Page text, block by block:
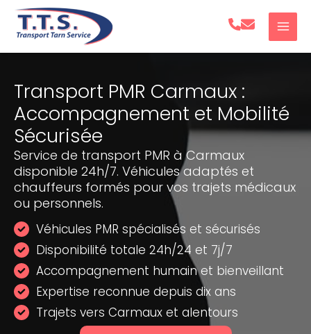
Aller
Transport PMR Carmaux :
Accompagnement et Mobilité
Sécurisée
Service de transport PMR à Carmaux
disponible 24h/7. Véhicules adaptés et
chauffeurs formés pour vos trajets médicaux
ou personnels.
Véhicules PMR spécialisés et sécurisés
Disponibilité totale 24h/24 et 7j/7
Accompagnement humain et bienveillant
Expertise reconnue depuis dix ans
Trajets vers Carmaux et alentours